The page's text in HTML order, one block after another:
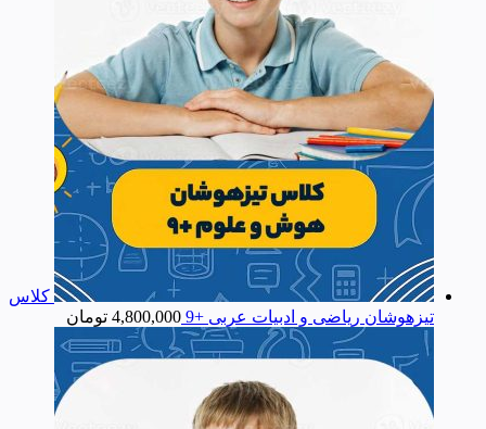
کلاس
تیزهوشان ریاضی و ادبیات عربی +9
4,800,000 تومان